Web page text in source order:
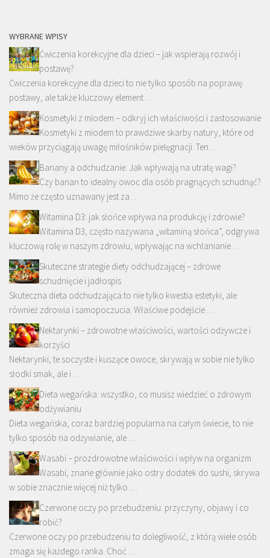
WYBRANE WPISY
Ćwiczenia korekcyjne dla dzieci – jak wspierają rozwój i
postawę?
Ćwiczenia korekcyjne dla dzieci to nie tylko sposób na poprawę
postawy, ale także kluczowy element …
Kosmetyki z miodem – odkryj ich właściwości i zastosowanie
Kosmetyki z miodem to prawdziwe skarby natury, które od
wieków przyciągają uwagę miłośników pielęgnacji. Ten …
Banany a odchudzanie: Jak wpływają na utratę wagi?
Czy banan to idealny owoc dla osób pragnących schudnąć?
Mimo że często uznawany jest za …
Witamina D3: jak słońce wpływa na produkcję i zdrowie?
Witamina D3, często nazywana „witaminą słońca”, odgrywa
kluczową rolę w naszym zdrowiu, wpływając na wchłanianie …
Skuteczne strategie diety odchudzającej – zdrowe
schudnięcie i jadłospis
Skuteczna dieta odchudzająca to nie tylko kwestia estetyki, ale
również zdrowia i samopoczucia. Właściwe podejście …
Nektarynki – zdrowotne właściwości, wartości odżywcze i
korzyści
Nektarynki, te soczyste i kuszące owoce, skrywają w sobie nie tylko
słodki smak, ale i …
Dieta wegańska: wszystko, co musisz wiedzieć o zdrowym
odżywianiu
Dieta wegańska, coraz bardziej popularna na całym świecie, to nie
tylko sposób na odżywianie, ale …
Wasabi – prozdrowotne właściwości i wpływ na organizm
Wasabi, znane głównie jako ostry dodatek do sushi, skrywa
w sobie znacznie więcej niż tylko …
Czerwone oczy po przebudzeniu: przyczyny, objawy i co
robić?
Czerwone oczy po przebudzeniu to dolegliwość, z którą wiele osób
zmaga się każdego ranka. Choć …